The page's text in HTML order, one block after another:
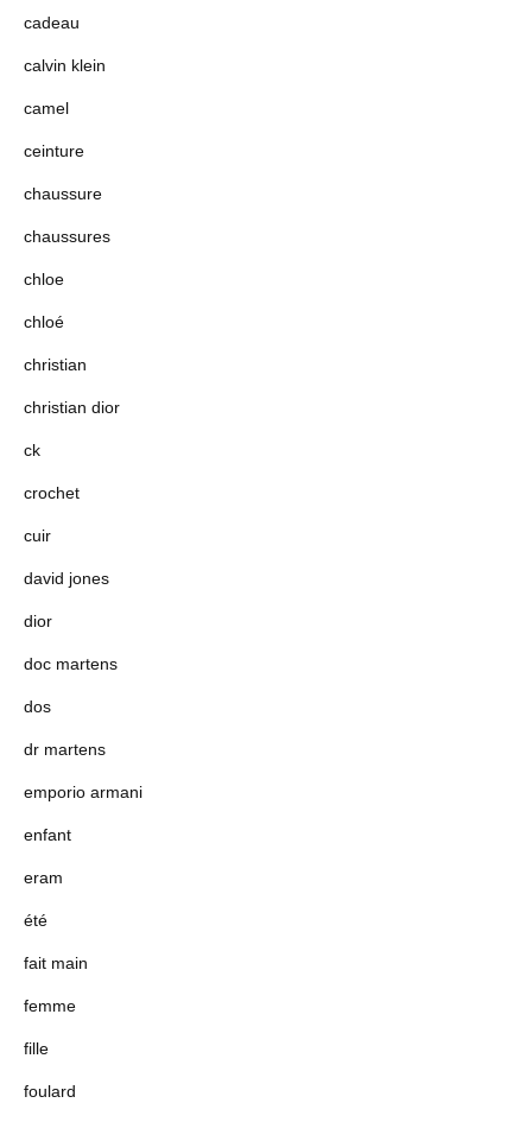
cadeau
calvin klein
camel
ceinture
chaussure
chaussures
chloe
chloé
christian
christian dior
ck
crochet
cuir
david jones
dior
doc martens
dos
dr martens
emporio armani
enfant
eram
été
fait main
femme
fille
foulard